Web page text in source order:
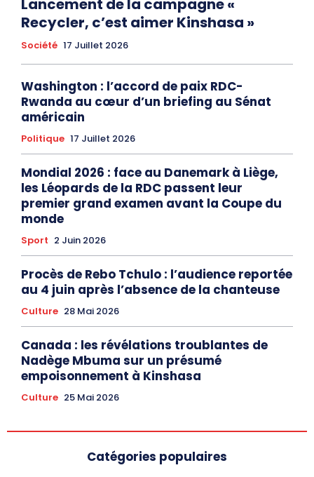
Recycler, c’est aimer Kinshasa »
Société 17 Juillet 2026
Washington : l’accord de paix RDC-
Rwanda au cœur d’un briefing au Sénat
américain
Politique 17 Juillet 2026
Mondial 2026 : face au Danemark à Liège,
les Léopards de la RDC passent leur
premier grand examen avant la Coupe du
monde
Sport 2 Juin 2026
Procès de Rebo Tchulo : l’audience reportée
au 4 juin après l’absence de la chanteuse
Culture 28 Mai 2026
Canada : les révélations troublantes de
Nadège Mbuma sur un présumé
empoisonnement à Kinshasa
Culture 25 Mai 2026
Catégories populaires